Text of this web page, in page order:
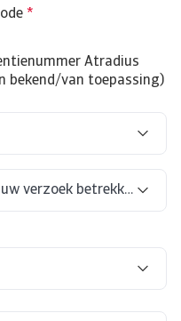
*
Atradius
bekend/van toepassing)
verzoek betrekking op